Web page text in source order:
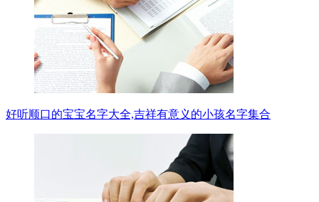
好听顺口的宝宝名字大全,吉祥有意义的小孩名字集合